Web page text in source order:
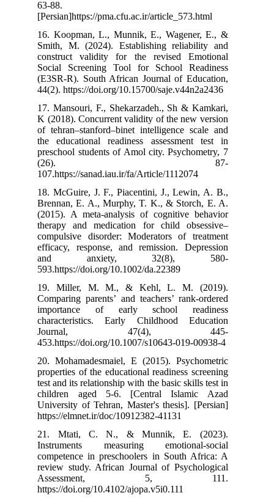
16.
Smith, M.
construct
Social
(E3SR-R).
44(2). https://
17. Mansouri,
K (2018).
of
the
preschool
18. McGuire,
Brennan, E.
(2015). A
therapy and
compulsive
efficacy,
and
19. Miller,
Comparing
importance
453.https://
20.
properties of
test and its
children
University of
21. Mtati,
Instruments
competence
review study.